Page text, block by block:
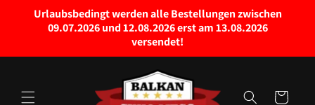
садржај
Urlaubsbedingt werden alle Bestellungen zwischen
09.07.2026 und 12.08.2026 erst am 13.08.2026
versendet!